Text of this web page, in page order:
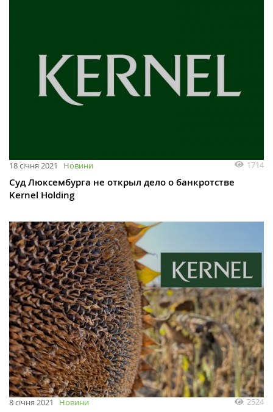
18 січня 2021 Новини 1714
Суд Люксембурга не открыл дело о банкротстве
Kernel Holding
8 січня 2021 Новини 2524